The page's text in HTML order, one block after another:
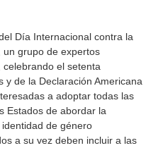
Día Internacional contra la
un grupo de expertos
el setenta
y de la Declaración Americana
a adoptar todas las
Estados de abordar la
de género
a su vez deben incluir a las